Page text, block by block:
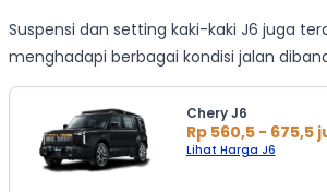
Suspensi dan setting kaki-kaki J6 juga
menghadapi berbagai kondisi jalan
Chery J6
Rp 560,5 - 675,5
Lihat Harga J6